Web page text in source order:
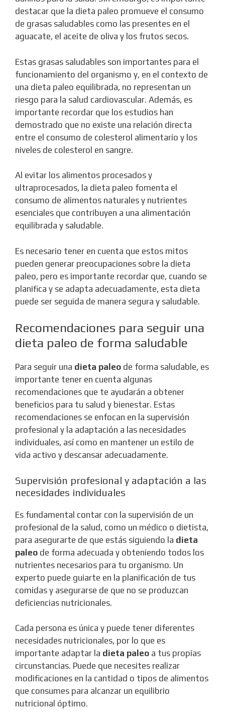
destacar que la dieta paleo promueve el consumo
de grasas saludables como las presentes en el
aguacate, el aceite de oliva y los frutos secos.
Estas grasas saludables son importantes para el
funcionamiento del organismo y, en el contexto de
una dieta paleo equilibrada, no representan un
riesgo para la salud cardiovascular. Además, es
importante recordar que los estudios han
demostrado que no existe una relación directa
entre el consumo de colesterol alimentario y los
niveles de colesterol en sangre.
Al evitar los alimentos procesados y
ultraprocesados, la dieta paleo fomenta el
consumo de alimentos naturales y nutrientes
esenciales que contribuyen a una alimentación
equilibrada y saludable.
Es necesario tener en cuenta que estos mitos
pueden generar preocupaciones sobre la dieta
paleo, pero es importante recordar que, cuando se
planifica y se adapta adecuadamente, esta dieta
puede ser seguida de manera segura y saludable.
Recomendaciones para seguir una
dieta paleo de forma saludable
Para seguir una dieta paleo de forma saludable, es
importante tener en cuenta algunas
recomendaciones que te ayudarán a obtener
beneficios para tu salud y bienestar. Estas
recomendaciones se enfocan en la supervisión
profesional y la adaptación a las necesidades
individuales, así como en mantener un estilo de
vida activo y descansar adecuadamente.
Supervisión profesional y adaptación a las
necesidades individuales
Es fundamental contar con la supervisión de un
profesional de la salud, como un médico o dietista,
para asegurarte de que estás siguiendo la dieta
paleo de forma adecuada y obteniendo todos los
nutrientes necesarios para tu organismo. Un
experto puede guiarte en la planificación de tus
comidas y asegurarse de que no se produzcan
deficiencias nutricionales.
Cada persona es única y puede tener diferentes
necesidades nutricionales, por lo que es
importante adaptar la dieta paleo a tus propias
circunstancias. Puede que necesites realizar
modificaciones en la cantidad o tipos de alimentos
que consumes para alcanzar un equilibrio
nutricional óptimo.